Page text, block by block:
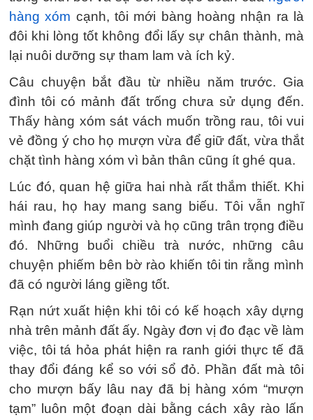
hàng xóm cạnh, tôi mới bàng hoàng nhận ra là
đôi khi lòng tốt không đổi lấy sự chân thành, mà
lại nuôi dưỡng sự tham lam và ích kỷ.
Câu chuyện bắt đầu từ nhiều năm trước. Gia
đình tôi có mảnh đất trống chưa sử dụng đến.
Thấy hàng xóm sát vách muốn trồng rau, tôi vui
vẻ đồng ý cho họ mượn vừa để giữ đất, vừa thắt
chặt tình hàng xóm vì bản thân cũng ít ghé qua.
Lúc đó, quan hệ giữa hai nhà rất thắm thiết. Khi
hái rau, họ hay mang sang biếu. Tôi vẫn nghĩ
mình đang giúp người và họ cũng trân trọng điều
đó. Những buổi chiều trà nước, những câu
chuyện phiếm bên bờ rào khiến tôi tin rằng mình
đã có người láng giềng tốt.
Rạn nứt xuất hiện khi tôi có kế hoạch xây dựng
nhà trên mảnh đất ấy. Ngày đơn vị đo đạc về làm
việc, tôi tá hỏa phát hiện ra ranh giới thực tế đã
thay đổi đáng kể so với sổ đỏ. Phần đất mà tôi
cho mượn bấy lâu nay đã bị hàng xóm “mượn
tạm” luôn một đoạn dài bằng cách xây rào lấn